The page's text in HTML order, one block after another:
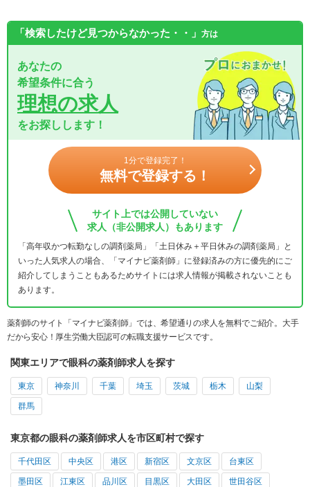
「検索したけど見つからなかった・・」 方は
あなたの
希望条件に合う
理想の求人
をお探しします！
1分で登録完了！
無料で登録する！
サイト上では公開していない
求人（非公開求人）もあります
「高年収かつ転勤なしの調剤薬局」「土日休み＋平日休みの調剤薬局」と
いった人気求人の場合、「マイナビ薬剤師」に登録済みの方に優先的にご
紹介してしまうこともあるためサイトには求人情報が掲載されないことも
あります。
薬剤師のサイト「マイナビ薬剤師」では、希望通りの求人を無料でご紹介。大手
だから安心！厚生労働大臣認可の転職支援サービスです。
関東エリアで眼科の薬剤師求人を探す
東京 神奈川 千葉 埼玉 茨城 栃木 山梨
群馬
東京都の眼科の薬剤師求人を市区町村で探す
千代田区 中央区 港区 新宿区 文京区 台東区
墨田区 江東区 品川区 目黒区 大田区 世田谷区